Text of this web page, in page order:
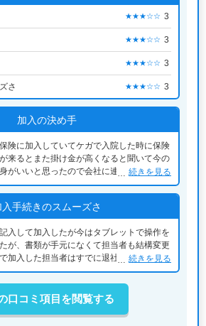
★★★☆☆ 3
★★★☆☆ 3
★★★☆☆ 3
さ ★★★☆☆ 3
加入の決め手
険に加入していてケガで入院した時に保険
来るとまた掛け金が高くなると聞いて今の
がいいと思ったので会社に連絡したら担当
くれたので、終身保険に加入した
続きを見る
入手続きのスムーズさ
入して加入したが今はタブレットで操作を
が、書類が手元になくて担当者も結構変更
加入した担当者はすでに退社しているみた
も連絡もなく次回何かあったら誰に連絡し
続きを見る
口コミ項目を閲覧する